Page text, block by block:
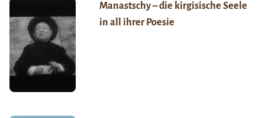
Manastschy – die kirgisische Seele
in all ihrer Poesie